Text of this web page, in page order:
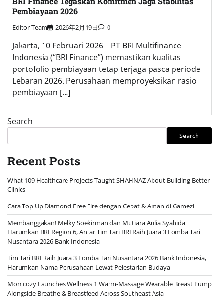
Pembiayaan 2026
Editor Team 2026年2月19日 0
Jakarta, 10 Februari 2026 – PT BRI Multifinance
Indonesia (“BRI Finance”) memastikan kualitas
portofolio pembiayaan tetap terjaga pasca periode
Lebaran 2026. Perusahaan memproyeksikan rasio
pembiayaan […]
Search
Search
Recent Posts
What 109 Healthcare Projects Taught SHAHNAZ About Building Better
Clinics
Cara Top Up Diamond Free Fire dengan Cepat & Aman di Gamezi
Membanggakan! Melky Soekirman dan Mutiara Aulia Syahida
Harumkan BRI Region 6, Antar Tim Tari BRI Raih Juara 3 Lomba Tari
Nusantara 2026 Bank Indonesia
Tim Tari BRI Raih Juara 3 Lomba Tari Nusantara 2026 Bank Indonesia,
Harumkan Nama Perusahaan Lewat Pelestarian Budaya
Momcozy Launches Wellness 1 Warm-Massage Wearable Breast Pump
Alongside Breathe & Breastfeed Across Southeast Asia